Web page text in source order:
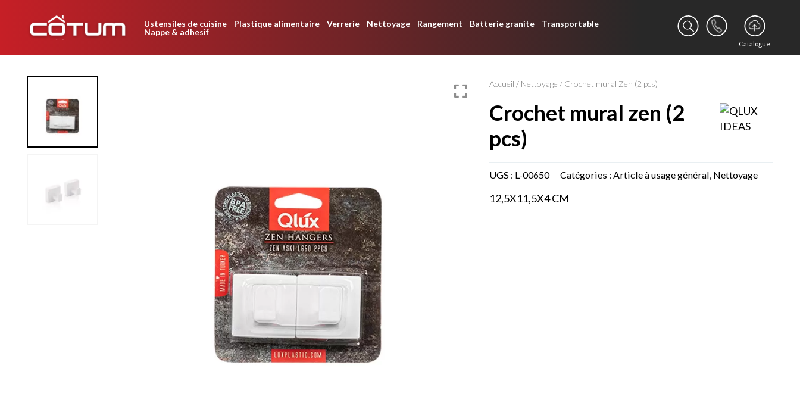
Ustensiles de cuisine Plastique alimentaire Verrerie Nettoyage Rangement Batterie granite
Transportable
Nappe & adhesif
Catalogue
Accueil / Nettoyage / Crochet mural Zen (2 pcs)
crochet mural zen (2
pcs)
UGS : L-00650 Catégories :Article à usage général, Nettoyage
12,5X11,5X4 CM